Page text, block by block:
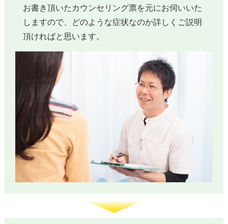
お書き頂いたカウンセリング票を元にお伺いいた
しますので、どのような症状なのか詳しくご説明
頂ければと思います。